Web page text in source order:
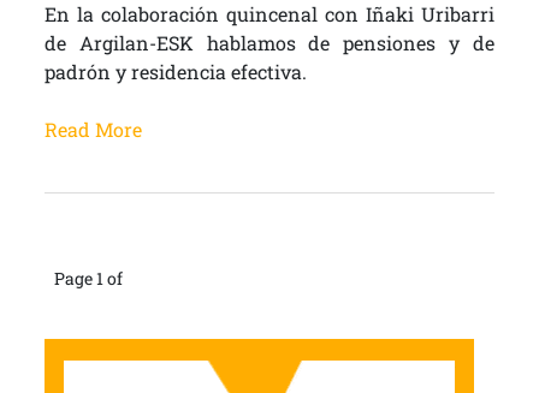
En la colaboración quincenal con Iñaki Uribarri
de Argilan-ESK hablamos de pensiones y de
padrón y residencia efectiva.
Read More
Page 1 of